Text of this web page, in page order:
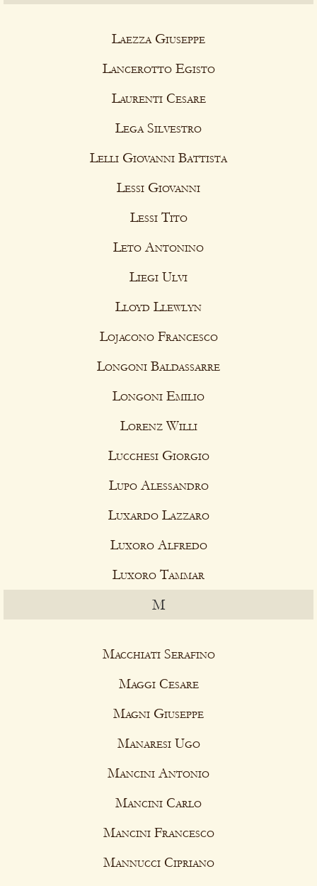
Laezza Giuseppe
Lancerotto Egisto
Laurenti Cesare
Lega Silvestro
Lelli Giovanni Battista
Lessi Giovanni
Lessi Tito
Leto Antonino
Liegi Ulvi
Lloyd Llewlyn
Lojacono Francesco
Longoni Baldassarre
Longoni Emilio
Lorenz Willi
Lucchesi Giorgio
Lupo Alessandro
Luxardo Lazzaro
Luxoro Alfredo
Luxoro Tammar
M
Macchiati Serafino
Maggi Cesare
Magni Giuseppe
Manaresi Ugo
Mancini Antonio
Mancini Carlo
Mancini Francesco
Mannucci Cipriano